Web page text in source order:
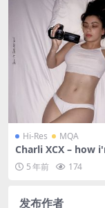
Hi-Res MQA
Charli XCX – how
g now（2020/
1M）(MQA/24bit/
5 年前 174
发布作者